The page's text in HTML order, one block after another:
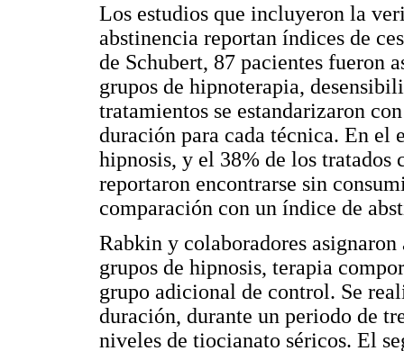
Los estudios que incluyeron la
abstinencia reportan índices de
de Schubert, 87 pacientes fueron
grupos de hipnoterapia,
tratamientos se estandarizaron
duración para cada técnica. En el
hipnosis, y el 38% de los
reportaron encontrarse sin
comparación con un índice de
Rabkin y colaboradores
grupos de hipnosis, terapia
grupo adicional de control. Se
duración, durante un periodo de
niveles de tiocianato séricos. El